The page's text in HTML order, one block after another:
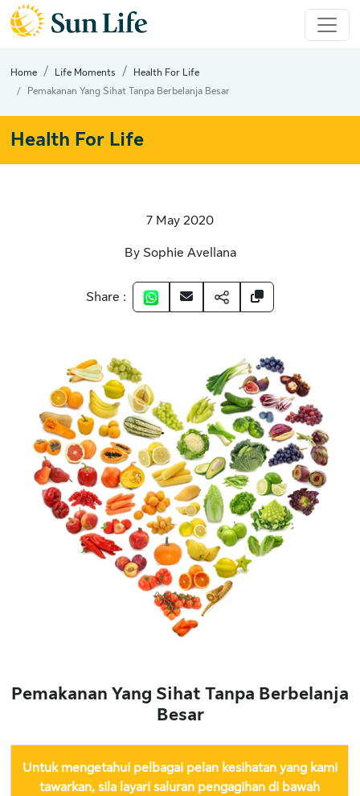
Home Life Moments
Health For Life
Pemakanan Yang Sihat Tanpa Berbelanja Besar
Health For Life
7 May 2020
By Sophie Avellana
Share :
Pemakanan Yang Sihat Tanpa Berbelanja
Besar
Untuk mengetahui pelbagai pelan kesihatan yang kami
tawarkan, sila layari saluran pengagihan di bawah